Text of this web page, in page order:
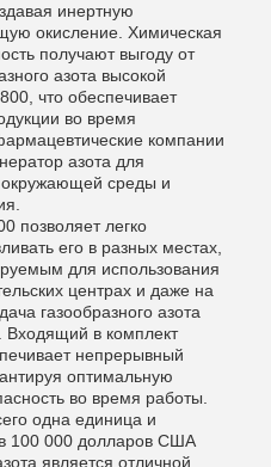
инертную
окисление. Химическая
получают выгоду от
азота высокой
что обеспечивает
во время
компании
азота для
окружающей среды и
позволяет легко
его в разных местах,
для использования
центрах и даже на
газообразного азота
в комплект
непрерывный
оптимальную
во время работы.
одна единица и
100 000 долларов США
является отличной